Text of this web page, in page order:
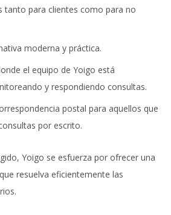
tanto para clientes como para no
moderna y práctica.
el equipo de Yoigo está
y respondiendo consultas.
postal para aquellos que
por escrito.
Yoigo se esfuerza por ofrecer una
resuelva eficientemente las